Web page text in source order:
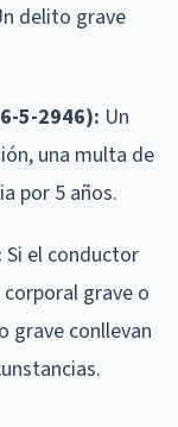
delito grave
5-2946): Un
una multa de
por 5 años.
Si el conductor
grave o
grave conllevan